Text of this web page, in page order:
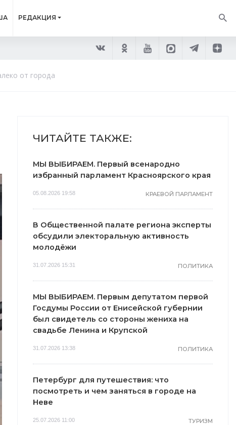
РЕДАКЦИЯ
от города
ЧИТАЙТЕ ТАКЖЕ:
МЫ ВЫБИРАЕМ. Первый всенародно
избранный парламент Красноярского края
05.08.2026 19:58 КРАЕВОЙ ПАРЛАМЕНТ
В Общественной палате региона эксперты
обсудили электоральную активность
молодёжи
31.07.2026 15:31 ПОЛИТИКА
МЫ ВЫБИРАЕМ. Первым депутатом первой
Госдумы России от Енисейской губернии
был свидетель со стороны жениха на
свадьбе Ленина и Крупской
31.07.2026 13:38 ПОЛИТИКА
Петербург для путешествия: что
посмотреть и чем заняться в городе на
Неве
25.07.2026 11:00 ТУРИЗМ